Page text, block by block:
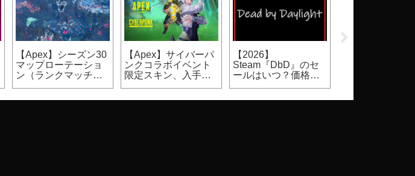
【Apex】シーズン30
マップローテーショ
ン（ランクマッチ、
【Apex】サイバーパ
ンクコラボイベント
限定スキン、入手方
【2026】
Steam『DbD』のセ
ールはいつ？価格・